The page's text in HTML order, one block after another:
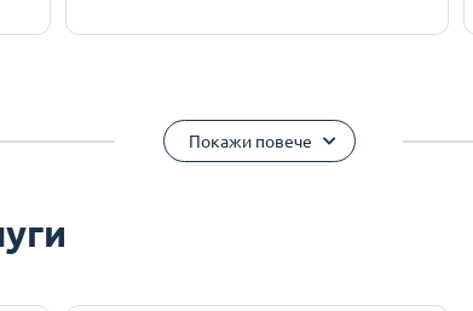
Покажи повече